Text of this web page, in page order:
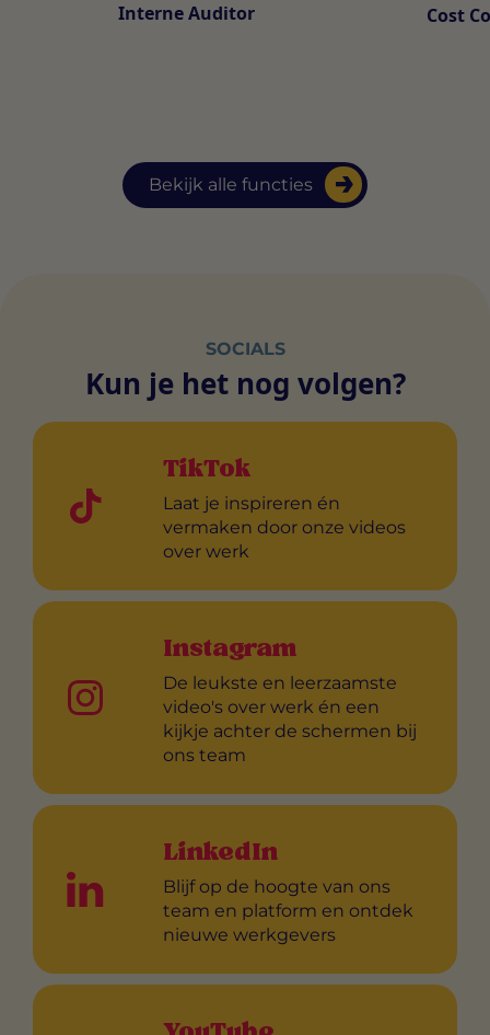
Bekijk alle functies
Interne Auditor Cost
SOCIALS
Kun je het nog volgen?
TikTok
Laat je inspireren én
vermaken door onze videos
over werk
Instagram
De leukste en leerzaamste
video's over werk én een
kijkje achter de schermen bij
ons team
LinkedIn
Blijf op de hoogte van ons
team en platform en ontdek
nieuwe werkgevers